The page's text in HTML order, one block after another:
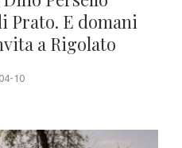
Prato. E domani
a Rigolato
10